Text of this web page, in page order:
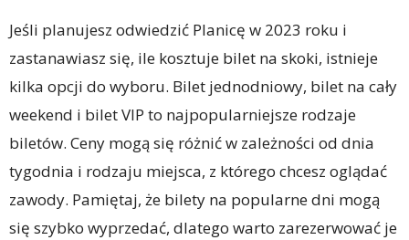
Jeśli planujesz odwiedzić Planicę w 2023 roku i
zastanawiasz się, ile kosztuje bilet na skoki, istnieje
kilka opcji do wyboru. Bilet jednodniowy, bilet na cały
weekend i bilet VIP to najpopularniejsze rodzaje
biletów. Ceny mogą się różnić w zależności od dnia
tygodnia i rodzaju miejsca, z którego chcesz oglądać
zawody. Pamiętaj, że bilety na popularne dni mogą
się szybko wyprzedać, dlatego warto zarezerwować je